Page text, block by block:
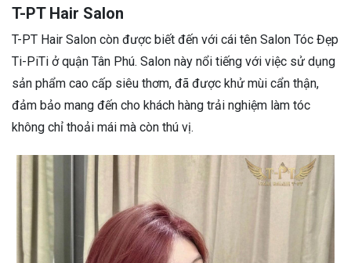
T-PT Hair Salon
T-PT Hair Salon còn được biết đến với cái tên Salon Tóc Đẹp
Ti-PiTi ở quận Tân Phú. Salon này nổi tiếng với việc sử dụng
sản phẩm cao cấp siêu thơm, đã được khử mùi cẩn thận,
đảm bảo mang đến cho khách hàng trải nghiệm làm tóc
không chỉ thoải mái mà còn thú vị.